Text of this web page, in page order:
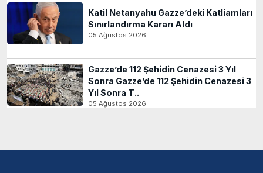
Katil Netanyahu Gazze’deki Katliamları
Sınırlandırma Kararı Aldı
05 Ağustos 2026
Gazze’de 112 Şehidin Cenazesi 3 Yıl
Sonra Gazze’de 112 Şehidin Cenazesi 3
Yıl Sonra T..
05 Ağustos 2026